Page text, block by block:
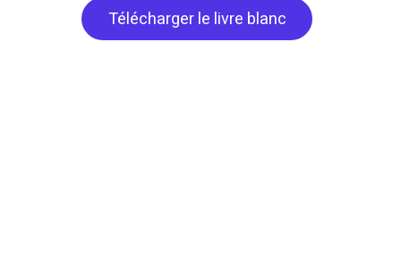
Télécharger le livre blanc